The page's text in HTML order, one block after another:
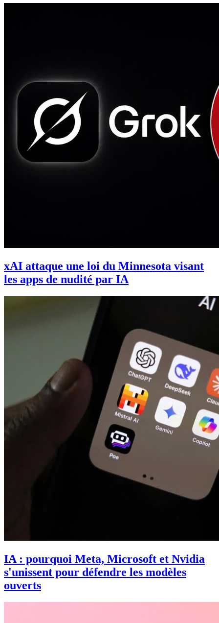
xAI attaque une loi du Minnesota visant
les apps de nudité par IA
IA : pourquoi Meta, Microsoft et Nvidia
s'unissent pour défendre les modèles
ouverts